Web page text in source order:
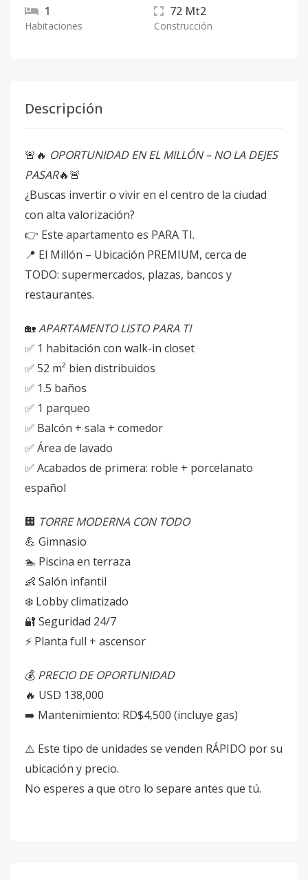
1
Habitaciones
72 Mt2
Construcción
Descripción
🚨🔥 OPORTUNIDAD EN EL MILLÓN – NO LA DEJES
PASAR🔥🚨
¿Buscas invertir o vivir en el centro de la ciudad
con alta valorización?
👉 Este apartamento es PARA TI.
📍 El Millón – Ubicación PREMIUM, cerca de
TODO: supermercados, plazas, bancos y
restaurantes.
🏡APARTAMENTO LISTO PARA TI
✅ 1 habitación con walk-in closet
✅ 52 m² bien distribuidos
✅ 1.5 baños
✅ 1 parqueo
✅ Balcón + sala + comedor
✅ Área de lavado
✅ Acabados de primera: roble + porcelanato
español
🏢 TORRE MODERNA CON TODO
💪 Gimnasio
🏊 Piscina en terraza
👶 Salón infantil
❄️ Lobby climatizado
🔐 Seguridad 24/7
⚡ Planta full + ascensor
💰 PRECIO DE OPORTUNIDAD
🔥 USD 138,000
➡️ Mantenimiento: RD$4,500 (incluye gas)
⚠️ Este tipo de unidades se venden RÁPIDO por su
ubicación y precio.
No esperes a que otro lo separe antes que tú.